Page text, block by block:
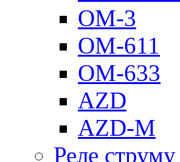
ОМ-3
ОМ-611
ОМ-633
AZD
AZD-M
Реле струму